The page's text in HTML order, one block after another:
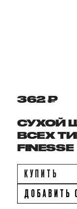
362 ₽
СУХОЙ
ВСЕХ
FINESSE
КУПИТЬ
ДОБАВИТЬ